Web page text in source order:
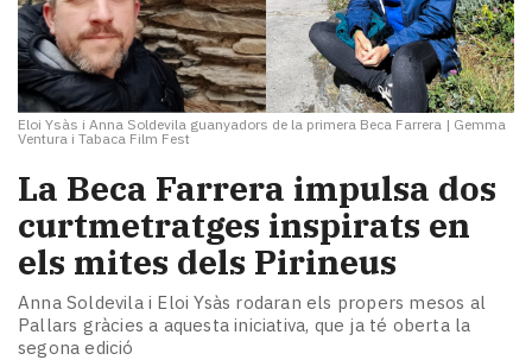
Eloi Ysàs i Anna Soldevila guanyadors de la primera Beca Farrera | Gemma
Ventura i Tabaca Film Fest
La Beca Farrera impulsa dos
curtmetratges inspirats en
els mites dels Pirineus
Anna Soldevila i Eloi Ysàs rodaran els propers mesos al
Pallars gràcies a aquesta iniciativa, que ja té oberta la
segona edició